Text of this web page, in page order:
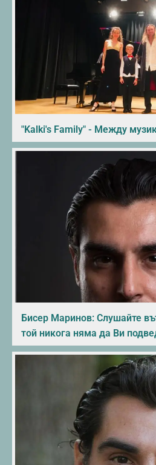
"Kalki's Family" - Между
Бисер Маринов: Слушайте
той никога няма да Ви